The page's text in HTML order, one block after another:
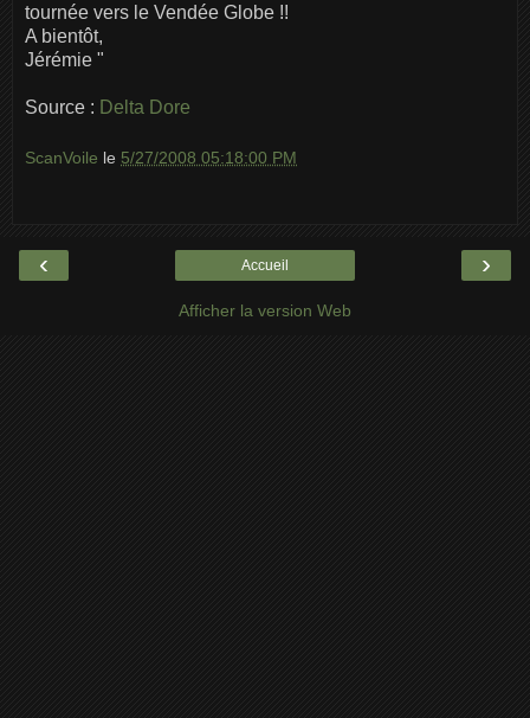
tournée vers le Vendée Globe !!
A bientôt,
Jérémie "
Source : Delta Dore
ScanVoile le 5/27/2008 05:18:00 PM
‹ ›
Accueil
Afficher la version Web